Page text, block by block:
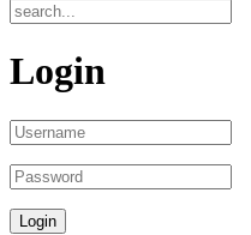
Login